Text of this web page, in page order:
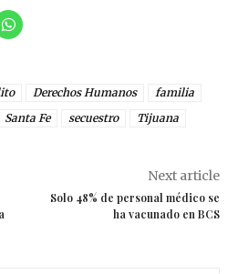
Derechos Humanos
familia
Santa Fe secuestro Tijuana
Next article
Solo 48% de personal médico se
ha vacunado en BCS